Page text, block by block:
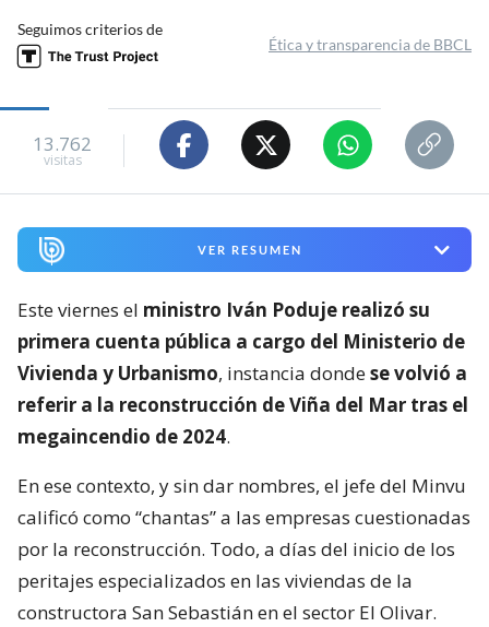
Seguimos criterios de
Ética y transparencia de BBCL
13.762
visitas
VER RESUMEN
Este viernes el ministro Iván Poduje realizó su
primera cuenta pública a cargo del Ministerio de
Vivienda y Urbanismo, instancia dondese volvió a
referir a la reconstrucción de Viña del Mar tras el
megaincendio de 2024.
En ese contexto, y sin dar nombres, el jefe del Minvu
calificó como “chantas” a las empresas cuestionadas
por la reconstrucción. Todo, a días del inicio de los
peritajes especializados en las viviendas de la
constructora San Sebastián en el sector El Olivar.